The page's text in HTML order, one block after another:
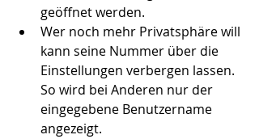
geöffnet werden.
Wer noch mehr Privatsphäre will
kann seine Nummer über die
Einstellungen verbergen lassen.
So wird bei Anderen nur der
eingegebene Benutzername
angezeigt.